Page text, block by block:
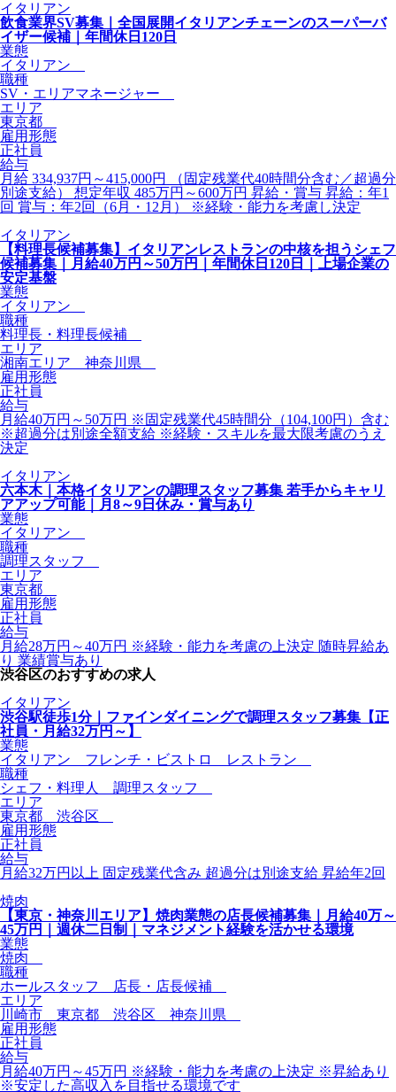
イタリアン
飲食業界SV募集｜全国展開イタリアンチェーンのスーパーバ
イザー候補｜年間休日120日
業態
イタリアン
職種
SV・エリアマネージャー
エリア
東京都
雇用形態
正社員
給与
月給 334,937円～415,000円 （固定残業代40時間分含む／超過分
別途支給） 想定年収 485万円～600万円 昇給・賞与 昇給：年1
回 賞与：年2回（6月・12月） ※経験・能力を考慮し決定
イタリアン
【料理長候補募集】イタリアンレストランの中核を担うシェフ
候補募集｜月給40万円～50万円｜年間休日120日｜上場企業の
安定基盤
業態
イタリアン
職種
料理長・料理長候補
エリア
湘南エリア 神奈川県
雇用形態
正社員
給与
月給40万円～50万円 ※固定残業代45時間分（104,100円）含む
※超過分は別途全額支給 ※経験・スキルを最大限考慮のうえ
決定
イタリアン
六本木｜本格イタリアンの調理スタッフ募集 若手からキャリ
アアップ可能｜月8～9日休み・賞与あり
業態
イタリアン
職種
調理スタッフ
エリア
東京都
雇用形態
正社員
給与
月給28万円～40万円 ※経験・能力を考慮の上決定 随時昇給あ
り 業績賞与あり
渋谷区のおすすめの求人
イタリアン
渋谷駅徒歩1分｜ファインダイニングで調理スタッフ募集【正
社員・月給32万円～】
業態
イタリアン フレンチ・ビストロ レストラン
職種
シェフ・料理人 調理スタッフ
エリア
東京都 渋谷区
雇用形態
正社員
給与
月給32万円以上 固定残業代含み 超過分は別途支給 昇給年2回
焼肉
【東京・神奈川エリア】焼肉業態の店長候補募集｜月給40万～
45万円｜週休二日制｜マネジメント経験を活かせる環境
業態
焼肉
職種
ホールスタッフ 店長・店長候補
エリア
川崎市 東京都 渋谷区 神奈川県
雇用形態
正社員
給与
月給40万円～45万円 ※経験・能力を考慮の上決定 ※昇給あり
※安定した高収入を目指せる環境です